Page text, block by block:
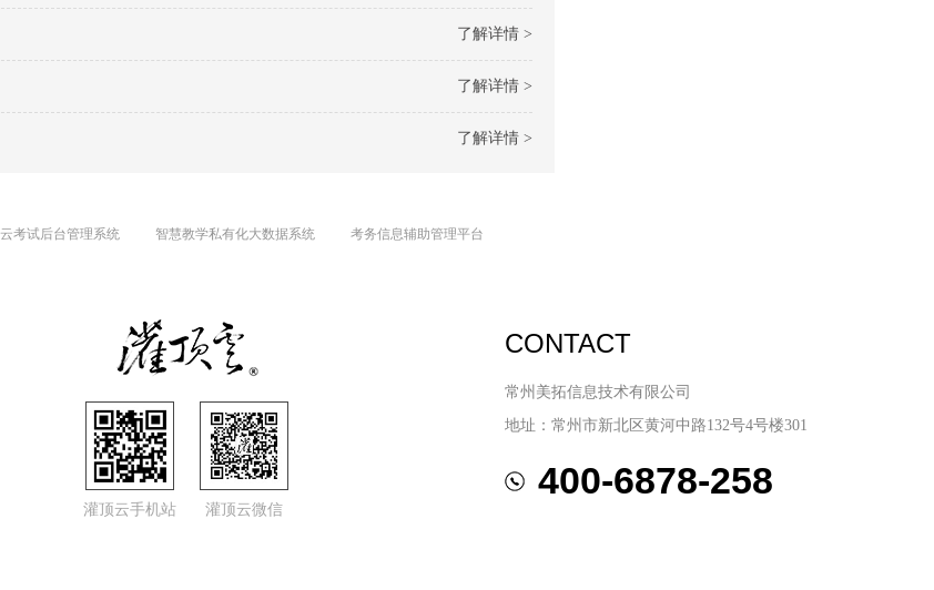
了解详情 >
了解详情 >
了解详情 >
云考试后台管理系统 智慧教学私有化大数据系统 考务信息辅助管理平台
灌顶云手机站
灌顶云微信
CONTACT
常州美拓信息技术有限公司
地址：常州市新北区黄河中路132号4号楼301
400-6878-258